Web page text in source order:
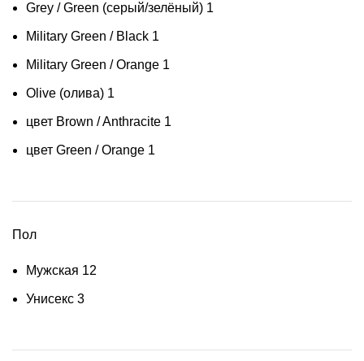
Grey / Green (серый/зелёный) 1
Military Green / Black 1
Military Green / Orange 1
Olive (олива) 1
цвет Brown / Anthracite 1
цвет Green / Orange 1
Пол
Мужская 12
Унисекс 3